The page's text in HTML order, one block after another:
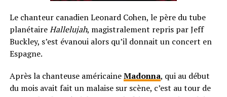
Le chanteur canadien Leonard Cohen, le père du tube
planétaireHallelujah, magistralement repris par Jeff
Buckley, s’est évanoui alors qu’il donnait un concert en
Espagne.
Après la chanteuse américaineMadonna, qui au début
du mois avait fait un malaise sur scène, c’est au tour de